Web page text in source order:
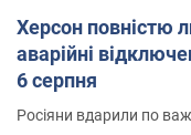
Херсон повністю
аварійні
6 серпня
Росіяни вдарили по